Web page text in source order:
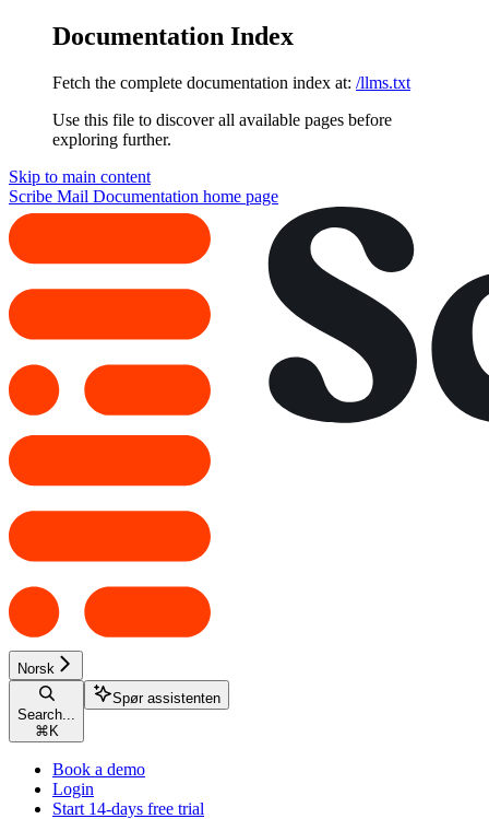
Documentation Index
Fetch the complete documentation index at: /llms.txt
Use this file to discover all available pages before
exploring further.
Skip to main content
Scribe Mail Documentation home page
Norsk
Search...
⌘ K
Spør assistenten
Book a demo
Login
Start 14-days free trial